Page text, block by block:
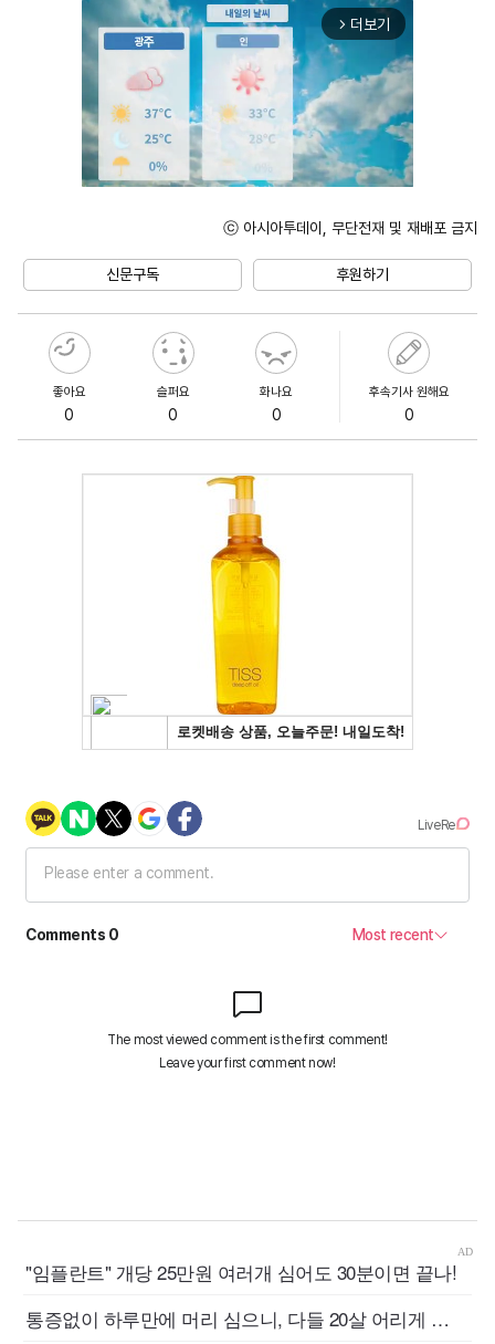
arrow_forward_ios 더보기
ⓒ 아시아투데이, 무단전재 및 재배포 금지
신문구독 후원하기
좋아요
0
슬퍼요
0
화나요
0
후속기사 원해요
0